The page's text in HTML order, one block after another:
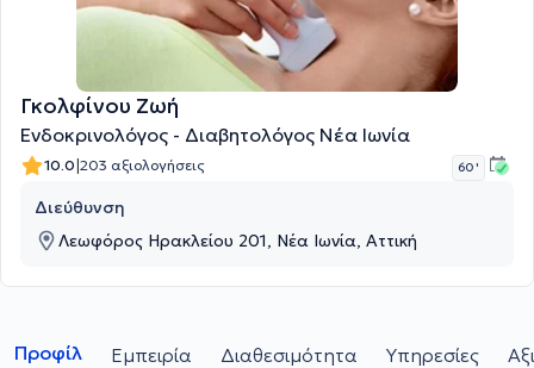
Γκολφίνου Ζωή
Ενδοκρινολόγος - Διαβητολόγος Νέα Ιωνία
10.0|203 αξιολογήσεις 60 '
Διεύθυνση
Λεωφόρος Ηρακλείου 201, Νέα Ιωνία, Αττική
Προφίλ Εμπειρία Διαθεσιμότητα Υπηρεσίες